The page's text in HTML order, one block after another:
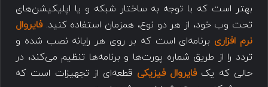
بهتر است که با توجه به ساختار شبکه و یا اپلیکیشن‌های
تحت وب خود، از هر دو نوع، همزمان استفاده کنید.فایروال
نرم افزاری برنامه‌ای است که بر روی هر رایانه نصب شده و
تردد را از طریق شماره پورت‌ها و برنامه‌ها تنظیم می‌کند، در
حالی که یکفایروال فیزیکی قطعه‌ای از تجهیزات است که